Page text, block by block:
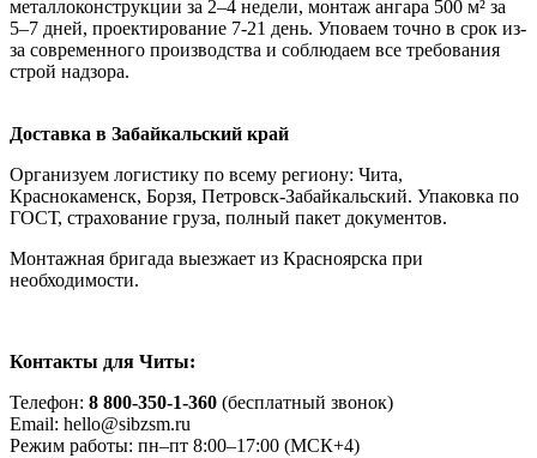
металлоконструкции за 2–4 недели, монтаж ангара 500 м² за
5–7 дней, проектирование 7-21 день. Уповаем точно в срок из-
за современного производства и соблюдаем все требования
строй надзора.
Доставка в Забайкальский край
Организуем логистику по всему региону: Чита,
Краснокаменск, Борзя, Петровск-Забайкальский. Упаковка по
ГОСТ, страхование груза, полный пакет документов.
Монтажная бригада выезжает из Красноярска при
необходимости.
Контакты для Читы:
Телефон: 8 800-350-1-360 (бесплатный звонок)
Email: hello@sibzsm.ru
Режим работы: пн–пт 8:00–17:00 (МСК+4)